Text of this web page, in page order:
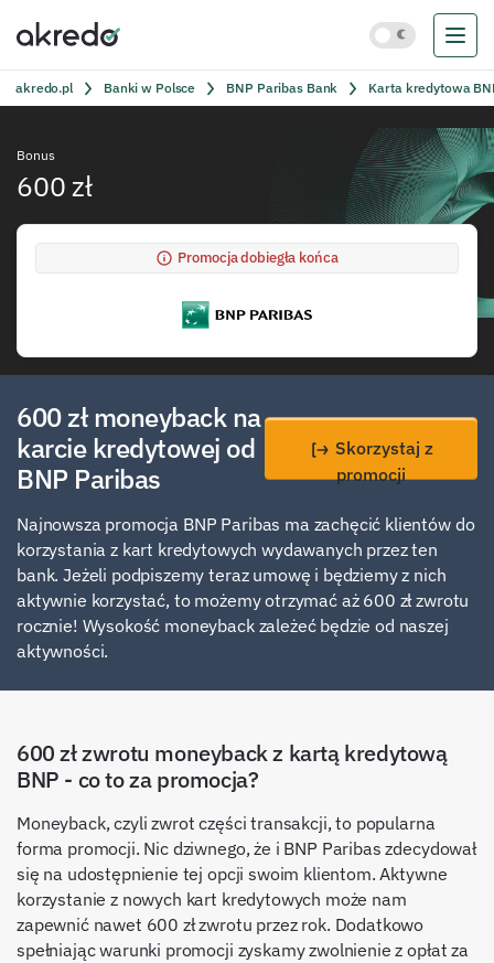
akredo.pl Banki w Polsce BNP Paribas Bank Karta kredytowa
Bonus
600 zł
Promocja dobiegła końca
600 zł moneyback na
karcie kredytowej od
BNP Paribas
Skorzystaj z
promocji
Najnowsza promocja BNP Paribas ma zachęcić klientów do
korzystania z kart kredytowych wydawanych przez ten
bank. Jeżeli podpiszemy teraz umowę i będziemy z nich
aktywnie korzystać, to możemy otrzymać aż 600 zł zwrotu
rocznie! Wysokość moneyback zależeć będzie od naszej
aktywności.
600 zł zwrotu moneyback z kartą kredytową
BNP - co to za promocja?
Moneyback, czyli zwrot części transakcji, to popularna
forma promocji. Nic dziwnego, że i BNP Paribas zdecydował
się na udostępnienie tej opcji swoim klientom. Aktywne
korzystanie z nowych kart kredytowych może nam
zapewnić nawet 600 zł zwrotu przez rok. Dodatkowo
spełniając warunki promocji zyskamy zwolnienie z opłat za